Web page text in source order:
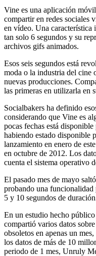
Vine es una aplicación
compartir en redes sociales
en vídeo. Una característica
tan solo 6 segundos y su
archivos gifs animados.
Esos seis segundos está
moda o la industria del cine
nuevas producciones.
las primeras en utilizarla en
Socialbakers ha definido
considerando que Vine es
pocas fechas está
habiendo estado disponible
lanzamiento en enero de
en octubre de 2012. Los
cuenta el sistema operativo
El pasado mes de mayo
probando una funcionalidad
5 y 10 segundos de
En un estudio hecho
compartió varios datos
obsoletos en apenas un
los datos de más de 10
periodo de 1 mes, Unruly